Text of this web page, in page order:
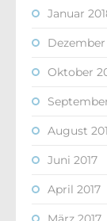
Januar
Dezember
Oktober
August
Juni 2017
April 2017